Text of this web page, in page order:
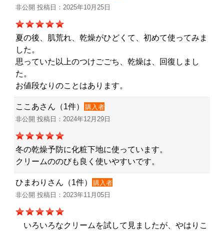
非公開 投稿日：2025年10月25日
夏の後、肌荒れ、乾燥がひどくて、初めて使ってみま
した。
思っていた以上のつけごごち、乾燥は、回復しまし
た。
お値段なりのことはあります。
ここあさん（1件）
購入者
非公開 投稿日：2024年12月29日
冬の乾燥予防に化粧下地に使っています。
クリームののびも良く使いやすいです。
ひまわりさん（1件）
購入者
非公開 投稿日：2023年11月05日
いろいろなクリームを試して見ましたが、やはりこ